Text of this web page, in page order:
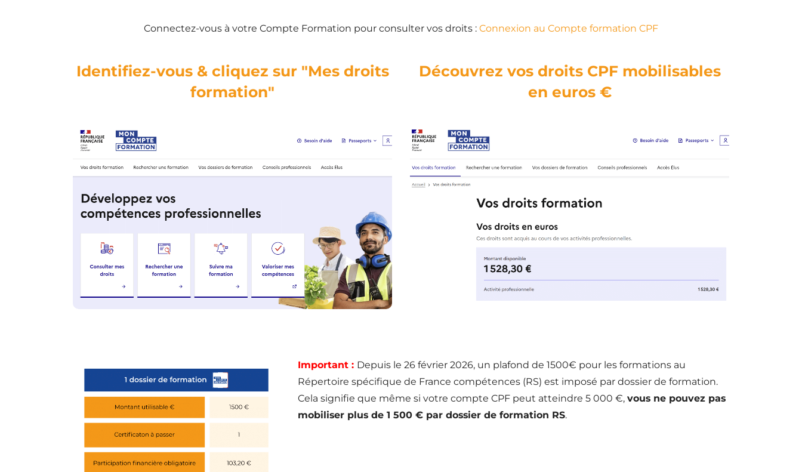
Connectez-vous à votre Compte Formation pour consulter vos droits : Connexion au Compte formation CPF
Identifiez-vous & cliquez sur "Mes droits
formation"
Découvrez vos droits CPF mobilisables
en euros €
Important : Depuis le 26 février 2026, un plafond de 1500€ pour les formations au
Répertoire spécifique de France compétences (RS) est imposé par dossier de formation.
Cela signifie que même si votre compte CPF peut atteindre 5 000 €, vous ne pouvez pas
mobiliser plus de 1 500 € par dossier de formation RS.